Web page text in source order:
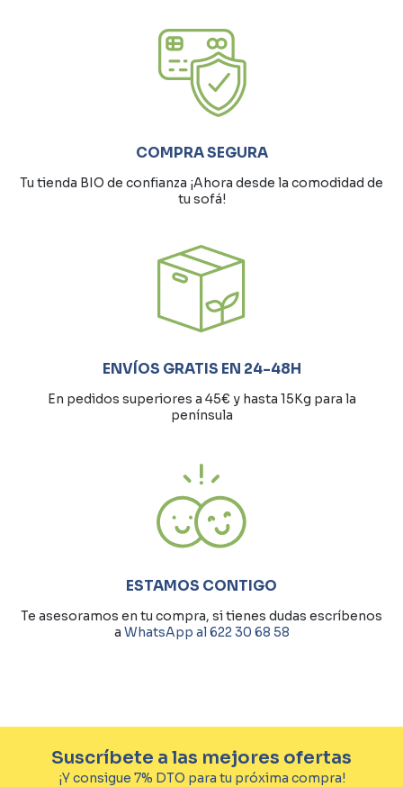
COMPRA SEGURA
Tu tienda BIO de confianza ¡Ahora desde la comodidad de
tu sofá!
ENVÍOS GRATIS EN 24-48H
En pedidos superiores a 45€ y hasta 15Kg para la
península
ESTAMOS CONTIGO
Te asesoramos en tu compra, si tienes dudas escríbenos
a WhatsApp al 622 30 68 58
Suscríbete a las mejores ofertas
¡Y consigue 7% DTO para tu próxima compra!